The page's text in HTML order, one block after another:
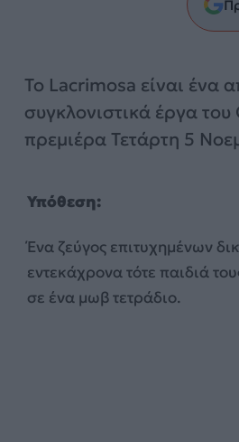
Το Lacrimosa είναι ένα
συγκλονιστικά έργα
πρεμιέρα Τετάρτη 5
Υπόθεση:
Ένα ζεύγος επιτυχημένων
εντεκάχρονα τότε παιδιά
σε ένα μωβ τετράδιο.